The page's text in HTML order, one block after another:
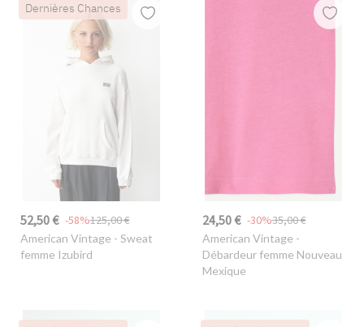
Dernières Chances
52,50 € 125,00 €
-58%
American Vintage - Sweat
femme Izubird
24,50 € 35,00 €
-30%
American Vintage -
Débardeur femme Nouveau
Mexique